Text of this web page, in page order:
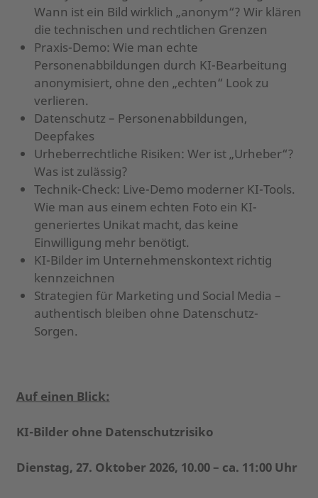
Wann ist ein Bild wirklich „anonym“? Wir klären
die technischen und rechtlichen Grenzen
Praxis-Demo: Wie man echte
Personenabbildungen durch KI-Bearbeitung
anonymisiert, ohne den „echten“ Look zu
verlieren.
Datenschutz – Personenabbildungen,
Deepfakes
Urheberrechtliche Risiken: Wer ist „Urheber“?
Was ist zulässig?
Technik-Check: Live-Demo moderner KI-Tools.
Wie man aus einem echten Foto ein KI-
generiertes Unikat macht, das keine
Einwilligung mehr benötigt.
KI-Bilder im Unternehmenskontext richtig
kennzeichnen
Strategien für Marketing und Social Media –
authentisch bleiben ohne Datenschutz-
Sorgen.
Auf einen Blick:
KI-Bilder ohne Datenschutzrisiko
Dienstag, 27. Oktober 2026, 10.00 – ca. 11:00 Uhr